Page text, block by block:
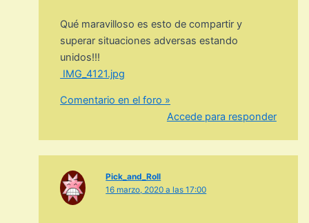
Qué maravilloso es esto de compartir y
superar situaciones adversas estando
unidos!!!
IMG_4121.jpg
Comentario en el foro »
Accede para responder
Pick_and_Roll
16 marzo, 2020 a las 17:00